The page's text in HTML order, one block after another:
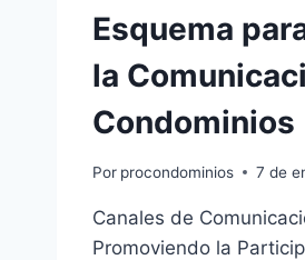
Esquema
la
Condominios
Por procondominios 7 de
Canales de
Promoviendo la